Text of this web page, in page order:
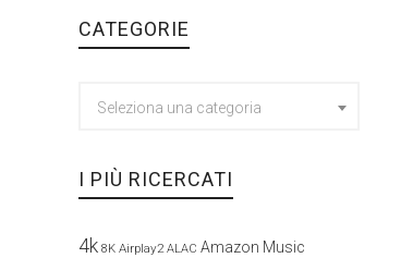
CATEGORIE
Seleziona una categoria
I PIÙ RICERCATI
4k 8K Airplay2 ALAC Amazon Music